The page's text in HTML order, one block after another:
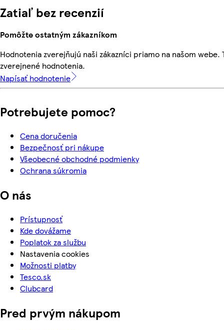
Zatiaľ bez recenzií
Pomôžte ostatným zákazníkom
Hodnotenia zverejňujú naši zákazníci priamo na našom webe.
zverejnené hodnotenia.
Napísať hodnotenie
Potrebujete pomoc?
Cena doručenia
Bezpečnosť pri nákupe
Všeobecné obchodné podmienky
Ochrana súkromia
O nás
Prístupnosť
Kde dovážame
Poplatok za službu
Nastavenia cookies
Možnosti platby
Tesco.sk
Clubcard
Pred prvým nákupom